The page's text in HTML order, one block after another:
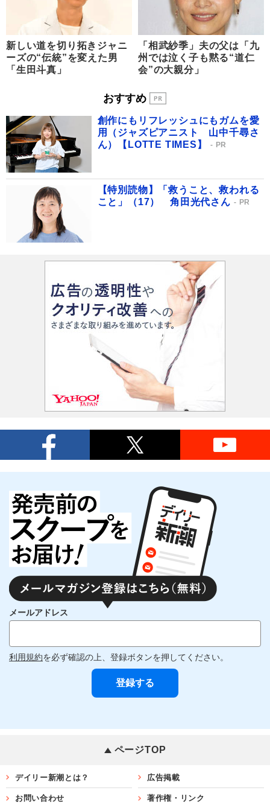
新しい道を切り拓きジャニ
ーズの“伝統”を変えた男
「生田斗真」
「相武紗季」夫の父は「九
州では泣く子も黙る“道仁
会”の大親分」
おすすめ
創作にもリフレッシュにもガムを愛
用（ジャズピアニスト 山中千尋さ
ん）【LOTTE TIMES】
PR
【特別読物】「救うこと、救われる
こと」（17） 角田光代さん
PR
メールアドレス
利用規約を必ず確認の上、登録ボタンを押してください。
ページTOP
デイリー新潮とは？ 広告掲載
お問い合わせ 著作権・リンク